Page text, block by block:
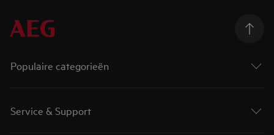
Populaire categorieën
Service & Support